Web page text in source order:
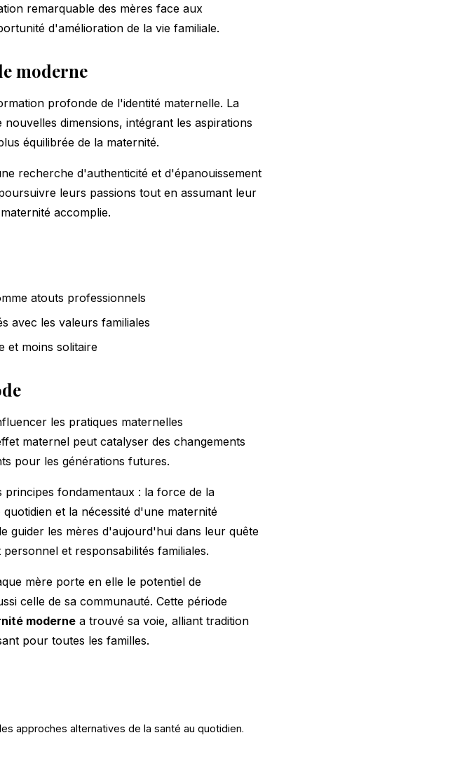
remarquable des mères face aux
d'amélioration de la vie familiale.
moderne
profonde de l'identité maternelle. La
dimensions, intégrant les aspirations
équilibrée de la maternité.
recherche d'authenticité et d'épanouissement
leurs passions tout en assumant leur
accomplie.
atouts professionnels
avec les valeurs familiales
et moins solitaire
les pratiques maternelles
maternel peut catalyser des changements
pour les générations futures.
principes fondamentaux : la force de la
et la nécessité d'une maternité
guider les mères d'aujourd'hui dans leur quête
et responsabilités familiales.
mère porte en elle le potentiel de
celle de sa communauté. Cette période
moderne a trouvé sa voie, alliant tradition
pour toutes les familles.
approches alternatives de la santé au quotidien.